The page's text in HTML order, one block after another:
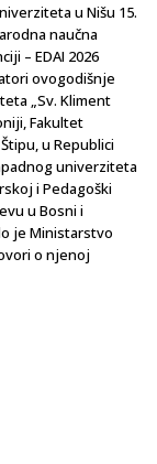
u Nišu 15.
naučna
– EDAI 2026
ovogodišnje
„Sv. Kliment
Fakultet
u Republici
univerziteta
i Pedagoški
u Bosni i
je Ministarstvo
o njenoj